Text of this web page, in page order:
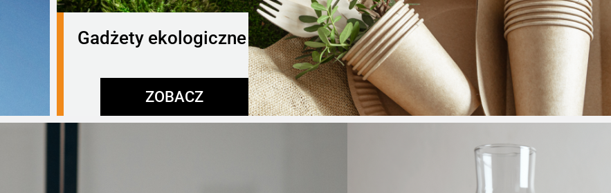
Gadżety ekologiczne
ZOBACZ